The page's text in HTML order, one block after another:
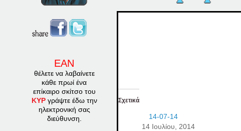
ΕΑΝ
θέλετε να λαβαίνετε
κάθε πρωί ένα
επίκαιρο σκίτσο του
ΚΥΡγράψτε έδω την
ηλεκτρονική σας
διεύθυνση.
Σχετικά
14-07-14
14 Ιουλίου, 2014